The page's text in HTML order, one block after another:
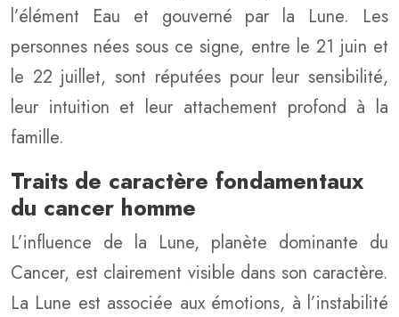
l’élément Eau et gouverné par la Lune. Les
personnes nées sous ce signe, entre le 21 juin et
le 22 juillet, sont réputées pour leur sensibilité,
leur intuition et leur attachement profond à la
famille.
Traits de caractère fondamentaux
du cancer homme
L’influence de la Lune, planète dominante du
Cancer, est clairement visible dans son caractère.
La Lune est associée aux émotions, à l’instabilité